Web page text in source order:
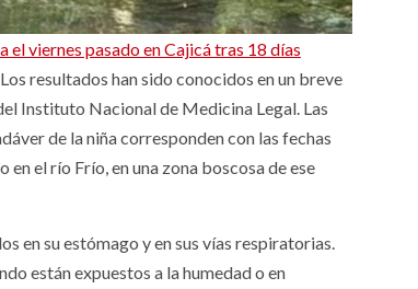
el viernes pasado en Cajicá tras 18 días
resultados han sido conocidos en un breve
Instituto Nacional de Medicina Legal. Las
de la niña corresponden con las fechas
el río Frío, en una zona boscosa de ese
en su estómago y en sus vías respiratorias.
están expuestos a la humedad o en